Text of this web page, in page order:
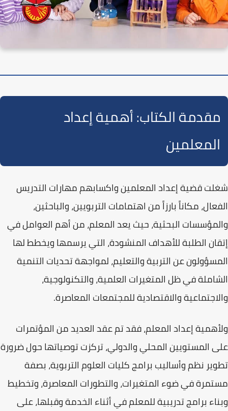
مقدمة الكتاب: أهمية إعداد
المعلمين
شغلت قضيةإعداد المعلمينواكسابهممهارات التدريس
الفعال، مكاناً بارزاً من اهتمامات التربويين، والباحثين،
والمؤسسات البحثية، حيث يعد المعلم، من أهم العوامل في
إتقان الطلبة للأهداف المنشودة، التي يرسمها ويخطط لها
المسؤولون عن التربية والتعليم، لمواجهة تحديات التنمية
الشاملة في ظل المتغيرات العلمية، والتكنولوجية،
والاجتماعية والاقتصادية للمجتمعات المعاصرة.
ولأهمية إعداد المعلم، فقد تم عقد العديد من المؤتمرات
على المستويين المحلي والدولي، تركزت توصياتها حول ضرورة
تطوير نظم وأساليب برامج كليات العلوم التربوية، بصفة
مستمرة في ضوء المتغيرات، والتطورات المعاصرة، وتخطيط
وبناء برامج تدريبية للمعلم في أثناء الخدمة وقبلها، على